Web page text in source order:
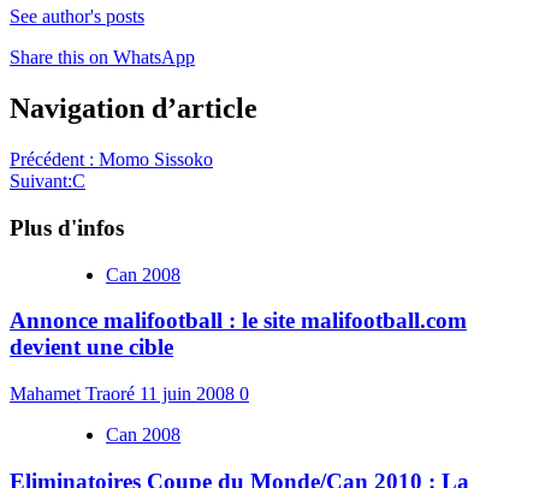
See author's posts
Share this on WhatsApp
Navigation d’article
Précédent : Momo Sissoko
Suivant:C
Plus d'infos
Can 2008
Annonce malifootball : le site malifootball.com
devient une cible
Mahamet Traoré 11 juin 2008 0
Can 2008
Eliminatoires Coupe du Monde/Can 2010 : La